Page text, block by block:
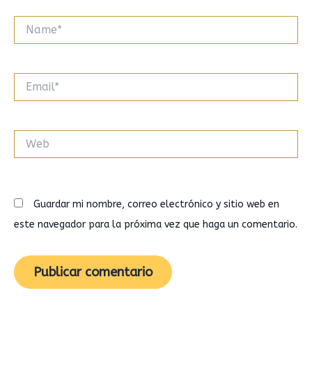
Guardar mi nombre, correo electrónico y sitio web en
este navegador para la próxima vez que haga un comentario.